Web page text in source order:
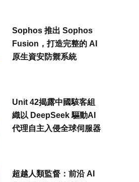
Sophos 推出 Sophos
Fusion，打造完整的 AI
原生資安防禦系統
Unit 42揭露中國駭客組
織以 DeepSeek 驅動AI
代理自主入侵全球伺服器
超越人類監督：前沿 AI